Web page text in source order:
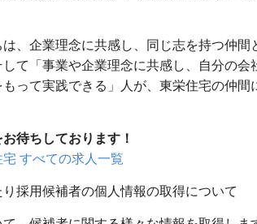
、企業理念に共感し、同じ志を持つ仲間
して「事業や企業理念に共感し、自分の
って実践できる」人が、東栄住宅の仲間
待ちしております！
すべての求人一覧
採用候補者の個人情報の取得について